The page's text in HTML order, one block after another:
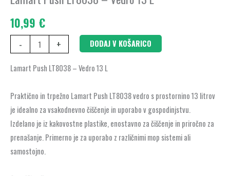
10,99 €
-
L
količina
+ DODAJ V KOŠARICO
Lamart Push LT8038 – Vedro 13 L
Praktično in trpežno Lamart Push LT8038 vedro s prostornino 13 litrov
je idealno za vsakodnevno čiščenje in uporabo v gospodinjstvu.
Izdelano je iz kakovostne plastike, enostavno za čiščenje in priročno za
prenašanje. Primerno je za uporabo z različnimi mop sistemi ali
samostojno.